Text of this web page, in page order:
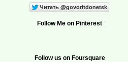
Follow Me on Pinterest
Follow us on Foursquare